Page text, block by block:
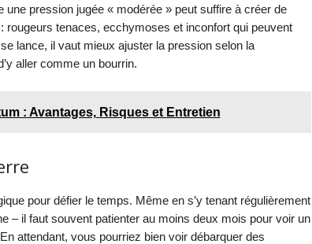
pression jugée « modérée » peut suffire à créer de
rougeurs tenaces, ecchymoses et inconfort qui peuvent
lance, il vaut mieux ajuster la pression selon la
aller comme un bourrin.
: Avantages, Risques et Entretien
pour défier le temps. Même en s’y tenant régulièrement
– il faut souvent patienter au moins deux mois pour voir un
attendant, vous pourriez bien voir débarquer des